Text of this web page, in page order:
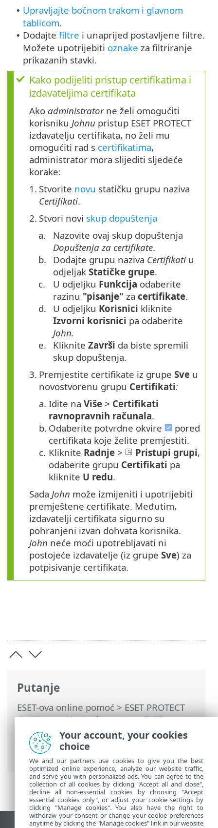
Putanje
ESET-ova online pomoć>ESET PROTECT
On-Prem>Upotreba sustava ESET
PROTECT On-Prem>ESET PROTECT On-
Prem Glavni izbornik
> Više >
Izdavatelji certifikata
• Upravljajte bočnom trakom i glavnom
tablicom.
• Dodajte filtre i unaprijed postavljene filtre.
Možete upotrijebiti oznake za filtriranje
prikazanih stavki.
Kako podijeliti pristup certifikatima i
izdavateljima certifikata
Ako administratorne želi omogućiti
korisniku Johnu pristup ESET PROTECT
izdavatelju certifikata, no želi mu
omogućiti rad s certifikatima,
administrator mora slijediti sljedeće
korake:
1. Stvorite novu statičku grupu naziva
Certifikati.
2. Stvori novi skup dopuštenja
a.
Nazovite ovaj skup dopuštenja
Dopuštenja za certifikate.
b.
Dodajte grupu naziva Certifikati u
odjeljak Statičke grupe.
c.
U odjeljku Funkcija odaberite
razinu "pisanje" za certifikate.
d.
U odjeljku Korisnici kliknite
Izvorni korisnici pa odaberite
John.
e.
Kliknite Završi da biste spremili
skup dopuštenja.
3. Premjestite certifikate iz grupe Sve u
novostvorenu grupu Certifikati:
a. Idite na Više > Certifikati
ravnopravnih računala.
b. Odaberite potvrdne okvire
pored
certifikata koje želite premjestiti.
c. Kliknite Radnje > Pristupi grupi,
odaberite grupu Certifikati pa
kliknite U redu.
Sada John može izmijeniti i upotrijebiti
premještene certifikate. Međutim,
izdavatelji certifikata sigurno su
pohranjeni izvan dohvata korisnika.
John neće moći upotrebljavati ni
postojeće izdavatelje (iz grupe Sve) za
potpisivanje certifikata.
Your account, your cookies
choice
We and our partners use cookies to give you the best
optimized online experience, analyze our website traffic,
and serve you with personalized ads. You can agree to the
collection of all cookies by clicking "Accept all and close",
decline all non-essential cookies by choosing "Accept
essential cookies only", or adjust your cookie settings by
clicking "Manage cookies". You also have the right to
withdraw your consent or change your cookie preferences
anytime by clicking the "Manage cookies" link in our website